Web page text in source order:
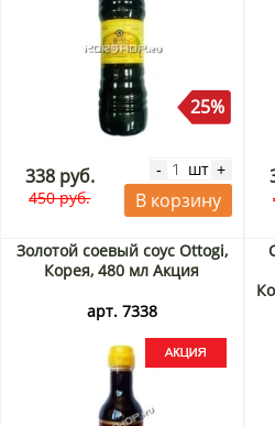
25%
338 руб.
450 руб.
- шт +
В корзину
Золотой соевый соус Ottogi,
Корея, 480 мл Акция
арт. 7338